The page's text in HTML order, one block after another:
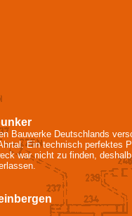
Bauwerke Deutschlands
Ein technisch perfektes
war nicht zu finden,